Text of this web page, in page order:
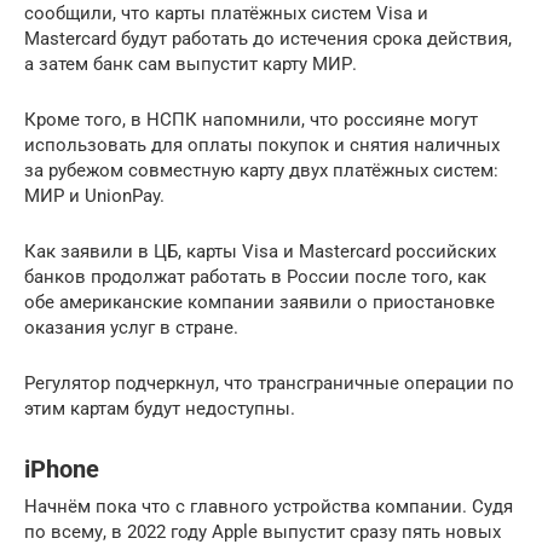
сообщили, что карты платёжных систем Visa и
Mastercard будут работать до истечения срока действия,
а затем банк сам выпустит карту МИР.
Кроме того, в НСПК напомнили, что россияне могут
использовать для оплаты покупок и снятия наличных
за рубежом совместную карту двух платёжных систем:
МИР и UnionPay.
Как заявили в ЦБ, карты Visa и Mastercard российских
банков продолжат работать в России после того, как
обе американские компании заявили о приостановке
оказания услуг в стране.
Регулятор подчеркнул, что трансграничные операции по
этим картам будут недоступны.
iPhone
Начнём пока что с главного устройства компании. Судя
по всему, в 2022 году Apple выпустит сразу пять новых